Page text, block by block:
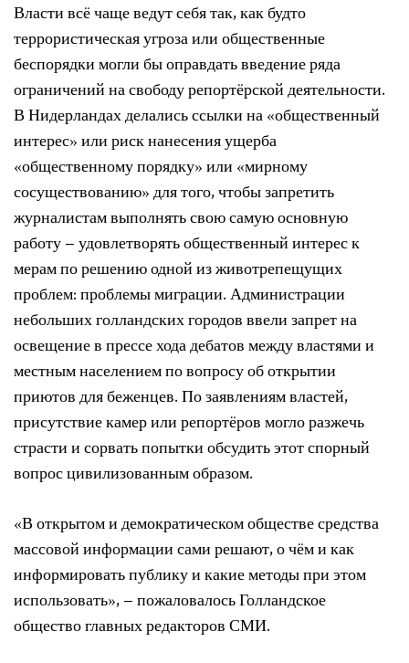
Власти всё чаще ведут себя так, как будто
террористическая угроза или общественные
беспорядки могли бы оправдать введение ряда
ограничений на свободу репортёрской деятельности.
В Нидерландах делались ссылки на «общественный
интерес» или риск нанесения ущерба
«общественному порядку» или «мирному
сосуществованию» для того, чтобы запретить
журналистам выполнять свою самую основную
работу – удовлетворять общественный интерес к
мерам по решению одной из животрепещущих
проблем: проблемы миграции. Администрации
небольших голландских городов ввели запрет на
освещение в прессе хода дебатов между властями и
местным населением по вопросу об открытии
приютов для беженцев. По заявлениям властей,
присутствие камер или репортёров могло разжечь
страсти и сорвать попытки обсудить этот спорный
вопрос цивилизованным образом.
«В открытом и демократическом обществе средства
массовой информации сами решают, о чём и как
информировать публику и какие методы при этом
использовать», – пожаловалось Голландское
общество главных редакторов СМИ.